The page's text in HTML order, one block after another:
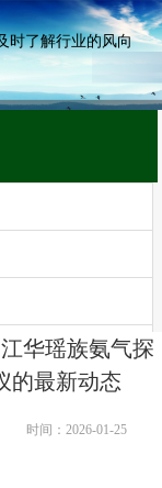
时了解行业的风向
华瑶族氨气探
的最新动态
时间：2026-01-25